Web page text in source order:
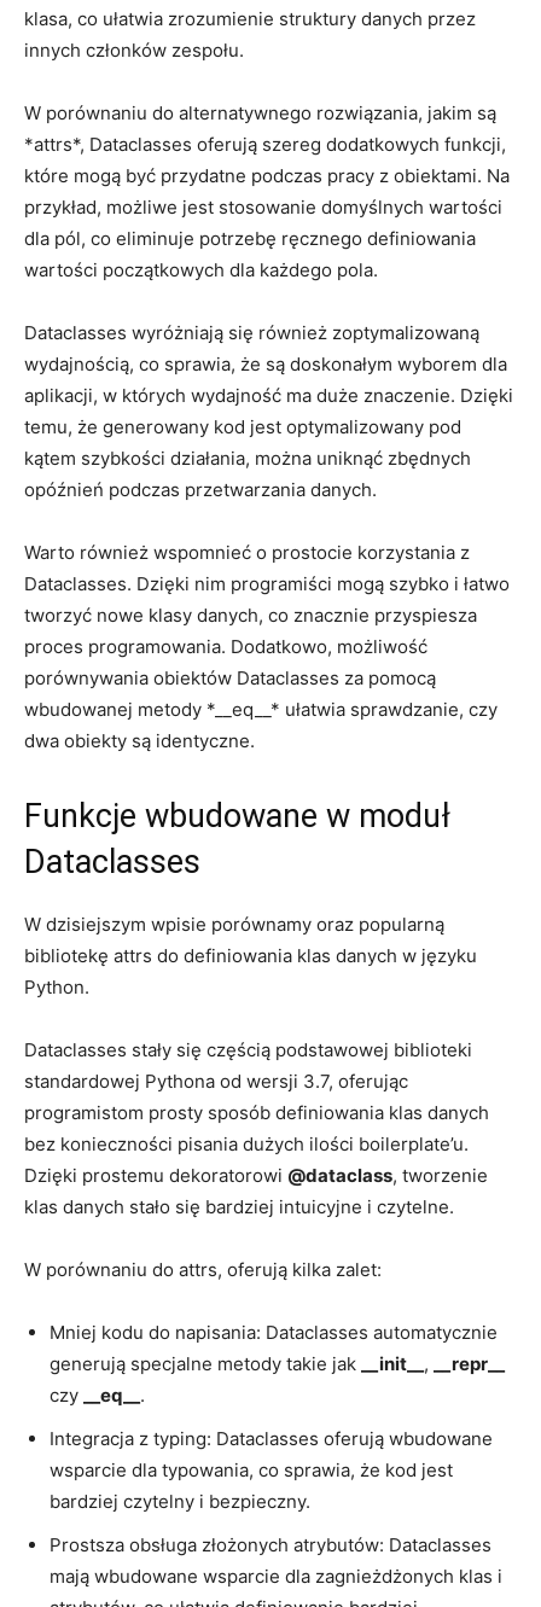
klasa, ‍co ułatwia zrozumienie‌ struktury ⁣danych przez​
innych⁣ członków zespołu.
W porównaniu do ‍alternatywnego rozwiązania, jakim są
*attrs*, ⁤Dataclasses ⁤oferują szereg dodatkowych‍ funkcji,
które mogą⁣ być przydatne podczas ⁣pracy z obiektami. Na
przykład, ⁢możliwe⁤ jest stosowanie ⁢domyślnych wartości
dla pól, ‌co eliminuje potrzebę ręcznego definiowania
wartości początkowych dla każdego pola.
Dataclasses wyróżniają⁣ się również zoptymalizowaną
wydajnością, co sprawia, że są ⁤doskonałym ‌wyborem dla‍
aplikacji,‍ w ​których ‌wydajność ma duże znaczenie. Dzięki
temu, że ​generowany kod jest optymalizowany pod
kątem szybkości ‌działania, można uniknąć zbędnych
opóźnień‌ podczas przetwarzania danych.
Warto również wspomnieć o ⁣prostocie korzystania z
Dataclasses.‍ Dzięki ⁢nim ​programiści mogą szybko i łatwo
tworzyć‌ nowe​ klasy danych,​ co znacznie przyspiesza
proces programowania. Dodatkowo, możliwość
‍porównywania obiektów Dataclasses za ‌pomocą⁢
wbudowanej metody *__eq__*⁣ ułatwia sprawdzanie, czy
dwa obiekty są identyczne.
Funkcje wbudowane w moduł
Dataclasses
W dzisiejszym​ wpisie porównamy oraz ‌popularną
bibliotekę attrs do definiowania klas danych w języku
Python.
Dataclasses ⁤stały się częścią podstawowej ⁢biblioteki
standardowej Pythona od wersji ⁣3.7, oferując⁢
programistom prosty sposób definiowania klas danych​
bez⁣ konieczności pisania dużych ilości boilerplate’u.
Dzięki prostemu dekoratorowi @dataclass, tworzenie
klas danych stało się bardziej⁢ intuicyjne i czytelne.
W porównaniu do attrs, oferują kilka zalet:
Mniej kodu do⁢ napisania: Dataclasses automatycznie
generują specjalne ​metody takie‍ jak
__init__ ,
__repr__
czy
__eq__ .
Integracja z typing: Dataclasses ‍oferują wbudowane ​
wsparcie dla​ typowania, co ‌sprawia, że kod jest⁤
bardziej czytelny i‍ bezpieczny.
Prostsza obsługa złożonych atrybutów: Dataclasses
mają⁢ wbudowane⁣ wsparcie dla zagnieżdżonych klas i